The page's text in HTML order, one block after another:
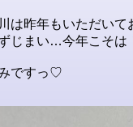
は昨年もいただいて
じまい…今年こそは
ですっ♡